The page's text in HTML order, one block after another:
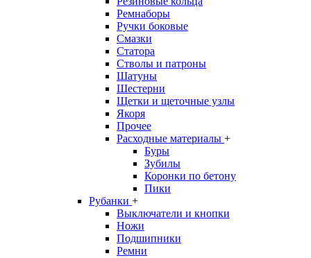
Ремнаборы
Ручки боковые
Смазки
Статора
Стволы и патроны
Шатуны
Шестерни
Щетки и щеточные узлы
Якоря
Прочее
Расходные материалы +
Буры
Зубилы
Коронки по бетону
Пики
Рубанки +
Выключатели и кнопки
Ножи
Подшипники
Ремни